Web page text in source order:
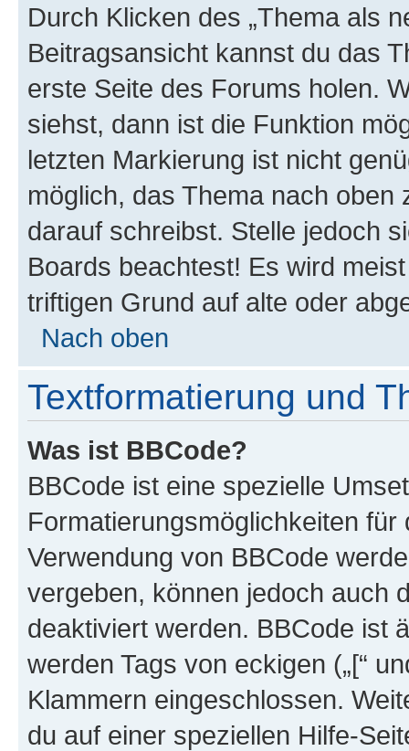
Durch Klicken des „Thema als
Beitragsansicht kannst du das
erste Seite des Forums holen.
siehst, dann ist die Funktion
letzten Markierung ist nicht
möglich, das Thema nach oben
darauf schreibst. Stelle jedoch
Boards beachtest! Es wird
triftigen Grund auf alte oder
Nach oben
Textformatierung und
Was ist BBCode?
BBCode ist eine spezielle
Formatierungsmöglichkeiten
Verwendung von BBCode
vergeben, können jedoch auch
deaktiviert werden. BBCode ist
werden Tags von eckigen („[“
Klammern eingeschlossen.
du auf einer speziellen Hilfe-